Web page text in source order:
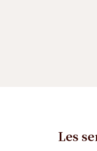
Les